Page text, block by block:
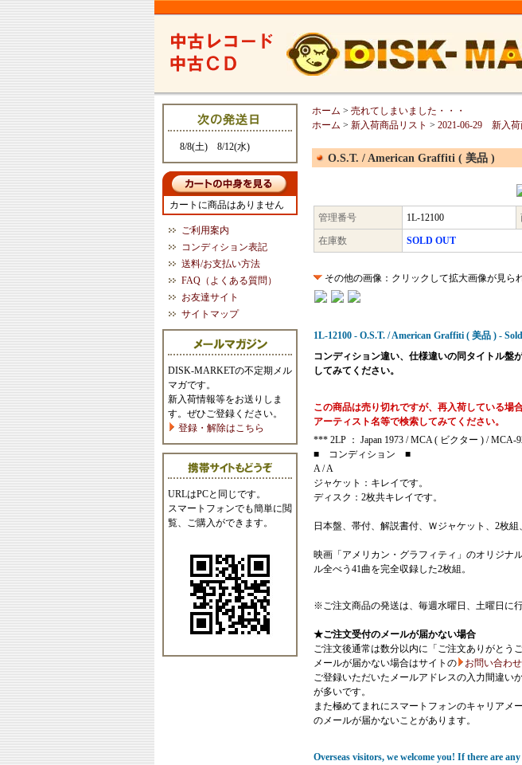
8/8(土) 8/12(水)
カートに商品はありません
ご利用案内
コンディション表記
送料/お支払い方法
FAQ（よくある質問）
お友達サイト
サイトマップ
DISK-MARKETの不定期メル
マガです。
新入荷情報等をお送りしま
す。ぜひご登録ください。
登録・解除はこちら
URLはPCと同じです。
スマートフォンでも簡単に閲
覧、ご購入ができます。
ホーム > 売れてしまいました・・・
ホーム > 新入荷商品リスト > 2021-06-29 新入荷
O.S.T. / American Graffiti ( 美品 )
管理番号 1L-12100
在庫数
SOLD OUT
その他の画像：クリックして拡大画像が見ら
1L-12100 - O.S.T. / American Graffiti ( 美品 ) -
コンディション違い、仕様違いの同タイトル盤
してみてください。
この商品は売り切れですが、再入荷している場
アーティスト名等で検索してみてください。
*** 2LP ： Japan 1973 / MCA ( ビクター ) / MCA-
■ コンディション ■
A / A
ジャケット：キレイです。
ディスク：2枚共キレイです。
日本盤、帯付、解説書付、Ｗジャケット、2枚組
映画「アメリカン・グラフィティ」のオリジナ
ル全べう41曲を完全収録した2枚組。
※ご注文商品の発送は、毎週水曜日、土曜日に行
★ご注文受付のメールが届かない場合
ご注文後通常は数分以内に「ご注文ありがとう
メールが届かない場合はサイトの
お問い合わせ
ご登録いただいたメールアドレスの入力間違い
が多いです。
また極めてまれにスマートフォンのキャリアメー
のメールが届かないことがあります。
Overseas visitors, we welcome you! If there are